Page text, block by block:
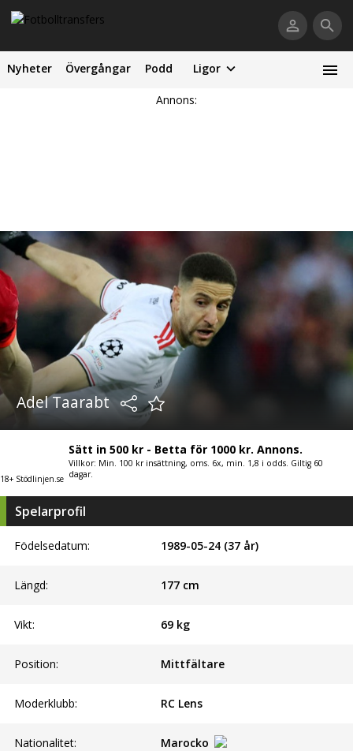
Nyheter Övergångar Podd Ligor
Annons:
Adel Taarabt
18+ Stödlinjen.se
Sätt in 500 kr - Betta för 1000 kr. Annons.
Villkor: Min. 100 kr insättning, oms. 6x, min. 1,8 i odds. Giltig 60
dagar.
Spelarprofil
Födelsedatum: 1989-05-24 (37 år)
Längd: 177cm
Vikt: 69kg
Position: Mittfältare
Moderklubb: RC Lens
Nationalitet: Marocko